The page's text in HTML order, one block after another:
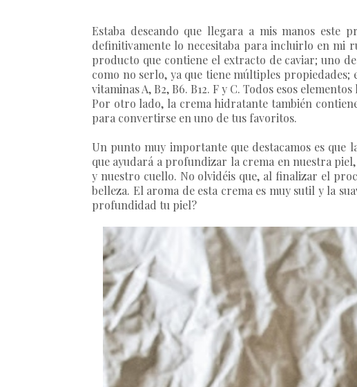
Estaba deseando que llegara a mis manos este
definitivamente lo necesitaba para incluirlo en mi
producto que contiene el extracto de caviar; uno
como no serlo, ya que tiene múltiples propiedades;
vitaminas A, B2, B6. B12. F y C. Todos esos
Por otro lado, la crema hidratante también
para convertirse en uno de tus favoritos.
Un punto muy importante que destacamos es que
que ayudará a profundizar la crema en nuestra
y nuestro cuello. No olvidéis que, al finalizar el
belleza. El aroma de esta crema es muy sutil y la
profundidad tu piel?